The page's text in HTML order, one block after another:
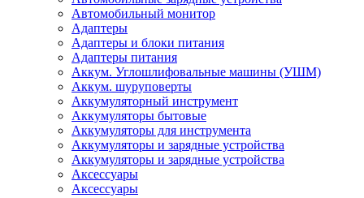
Автомобильный монитор
Адаптеры
Адаптеры и блоки питания
Адаптеры питания
Аккум. Углошлифовальные машины (УШМ)
Аккум. шуруповерты
Аккумуляторный инструмент
Аккумуляторы бытовые
Аккумуляторы для инструмента
Аккумуляторы и зарядные устройства
Аккумуляторы и зарядные устройства
Аксессуары
Аксессуары